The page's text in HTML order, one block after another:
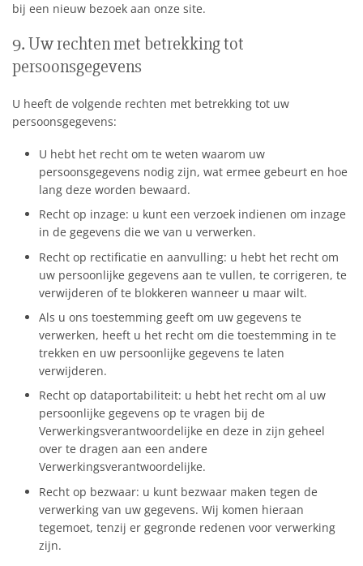
bij een nieuw bezoek aan onze site.
9. Uw rechten met betrekking tot
persoonsgegevens
U heeft de volgende rechten met betrekking tot uw
persoonsgegevens:
U hebt het recht om te weten waarom uw
persoonsgegevens nodig zijn, wat ermee gebeurt en hoe
lang deze worden bewaard.
Recht op inzage: u kunt een verzoek indienen om inzage
in de gegevens die we van u verwerken.
Recht op rectificatie en aanvulling: u hebt het recht om
uw persoonlijke gegevens aan te vullen, te corrigeren, te
verwijderen of te blokkeren wanneer u maar wilt.
Als u ons toestemming geeft om uw gegevens te
verwerken, heeft u het recht om die toestemming in te
trekken en uw persoonlijke gegevens te laten
verwijderen.
Recht op dataportabiliteit: u hebt het recht om al uw
persoonlijke gegevens op te vragen bij de
Verwerkingsverantwoordelijke en deze in zijn geheel
over te dragen aan een andere
Verwerkingsverantwoordelijke.
Recht op bezwaar: u kunt bezwaar maken tegen de
verwerking van uw gegevens. Wij komen hieraan
tegemoet, tenzij er gegronde redenen voor verwerking
zijn.